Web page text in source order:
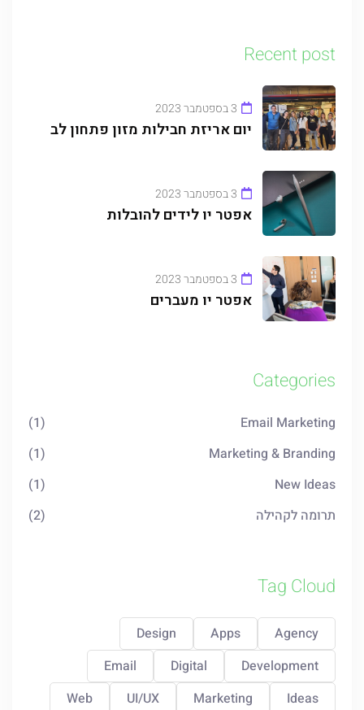
Recent post
3 בספטמבר 2023
יום אריזת חבילות מזון פתחון לב
3 בספטמבר 2023
אפטר יו לידים להובלות
3 בספטמבר 2023
אפטר יו מעברים
Categories
Email Marketing
(1)
Marketing & Branding
(1)
New Ideas
(1)
תרומה לקהילה
(2)
Tag Cloud
Agency
Apps
Design
Development
Digital
Email
Ideas
Marketing
UI/UX
Web